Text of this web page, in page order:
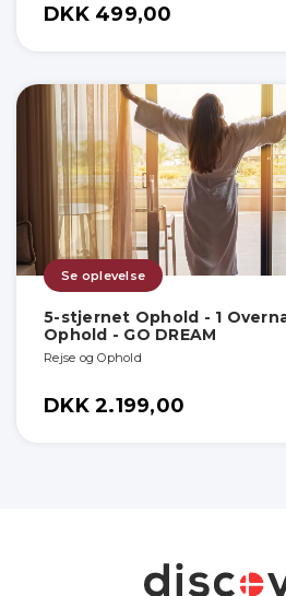
DKK 499,00
Se oplevelse
5-stjernet Ophold - 1
Ophold - GO DREAM
Rejse og Ophold
DKK 2.199,00